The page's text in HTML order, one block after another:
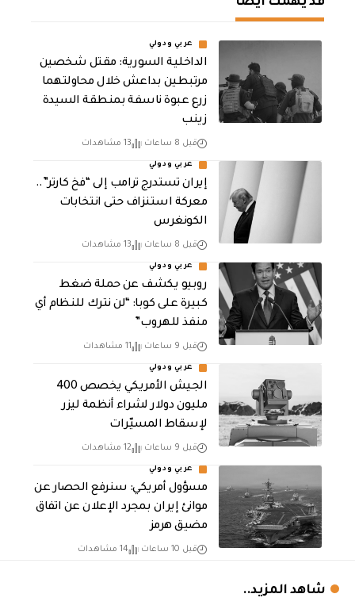
عربي ودولي
الداخلية السورية: مقتل شخصين
مرتبطين بداعش خلال محاولتهما
زرع عبوة ناسفة بمنطقة السيدة
زينب
قبل 8 ساعات 13 مشاهدات
عربي ودولي
إيران تستدرج ترامب إلى “فخ كارتر”..
معركة استنزاف حتى انتخابات
الكونغرس
قبل 8 ساعات 13 مشاهدات
عربي ودولي
روبيو يكشف عن حملة ضغط
كبيرة على كوبا: “لن نترك للنظام أي
منفذ للهروب”
قبل 9 ساعات 11 مشاهدات
عربي ودولي
الجيش الأمريكي يخصص 400
مليون دولار لشراء أنظمة ليزر
لإسقاط المسيّرات
قبل 9 ساعات 12 مشاهدات
عربي ودولي
مسؤول أمريكي: سنرفع الحصار عن
موانئ إيران بمجرد الإعلان عن اتفاق
مضيق هرمز
قبل 10 ساعات 14 مشاهدات
شاهد المزيد..